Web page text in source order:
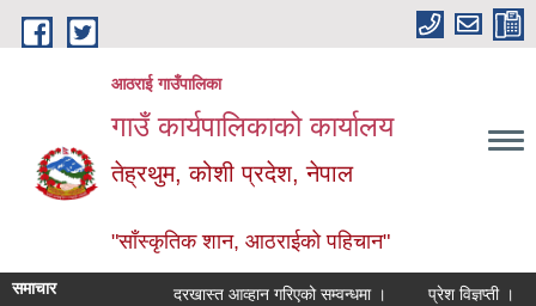
Skip to main content
आठराई गाउँपालिका
गाउँ कार्यपालिकाको कार्यालय
तेह्रथुम, कोशी प्रदेश, नेपाल
"साँस्कृतिक शान, आठराईको पहिचान"
समाचार दरखास्त आव्हान गरिएको सम्वन्धमा । प्रेश विज्ञप्ती ।